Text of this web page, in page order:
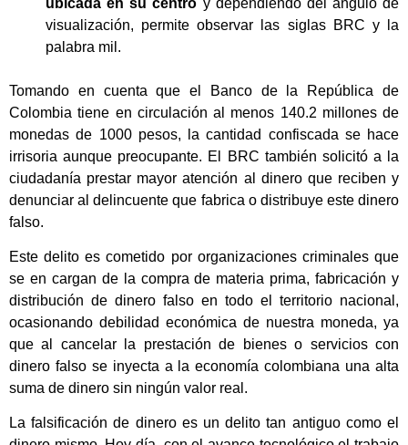
visualización, permite observar las siglas BRC y la
palabra mil.
Tomando en cuenta que el Banco de la República de
Colombia tiene en circulación al menos 140.2 millones de
monedas de 1000 pesos, la cantidad confiscada se hace
irrisoria aunque preocupante. El BRC también solicitó a la
ciudadanía prestar mayor atención al dinero que reciben y
denunciar al delincuente que fabrica o distribuye este dinero
falso.
Este delito es cometido por organizaciones criminales que
se en cargan de la compra de materia prima, fabricación y
distribución de dinero falso en todo el territorio nacional,
ocasionando debilidad económica de nuestra moneda, ya
que al cancelar la prestación de bienes o servicios con
dinero falso se inyecta a la economía colombiana una alta
suma de dinero sin ningún valor real.
La falsificación de dinero es un delito tan antiguo como el